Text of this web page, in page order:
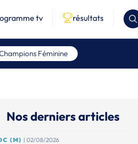
tv résultats
Féminine
Nos derniers articles
(M) | 02/08/2026